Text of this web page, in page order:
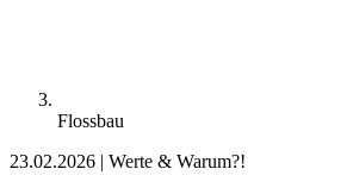
Flossbau
23.02.2026 | Werte & Warum?!